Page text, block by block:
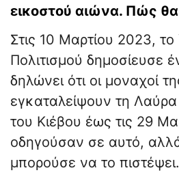
εικοστού αιώνα. Πώς θα
Στις 10 Μαρτίου 2023, το
Πολιτισμού δημοσίευσε
δηλώνει ότι οι μοναχοί
εγκαταλείψουν τη
του Κιέβου έως τις 29
οδηγούσαν σε αυτό,
μπορούσε να το πιστέψει.